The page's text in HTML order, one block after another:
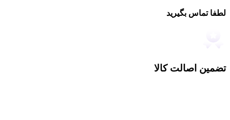
لطفا تماس بگیرید
تضمین اصالت کالا